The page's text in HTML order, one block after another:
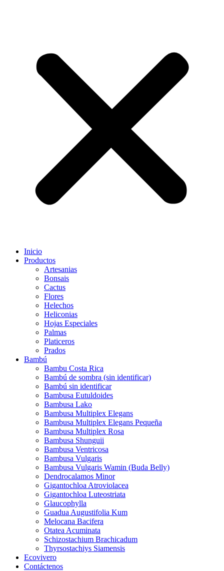
Inicio
Productos
Artesanias
Bonsais
Cactus
Flores
Helechos
Heliconias
Hojas Especiales
Palmas
Platiceros
Prados
Bambú
Bambu Costa Rica
Bambú de sombra (sin identificar)
Bambú sin identificar
Bambusa Eutuldoides
Bambusa Lako
Bambusa Multiplex Elegans
Bambusa Multiplex Elegans Pequeña
Bambusa Multiplex Rosa
Bambusa Shunguii
Bambusa Ventricosa
Bambusa Vulgaris
Bambusa Vulgaris Wamin (Buda Belly)
Dendrocalamos Minor
Gigantochloa Atroviolacea
Gigantochloa Luteostriata
Glaucophylla
Guadua Augustifolia Kum
Melocana Bacifera
Otatea Acuminata
Schizostachium Brachicadum
Thyrsostachiys Siamensis
Ecovivero
Contáctenos